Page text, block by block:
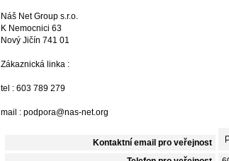
Náš Net Group s.r.o.
K Nemocnici 63
Nový Jičín 741 01
Zákaznická linka :
tel : 603 789 279
mail : podpora@nas-net.org
Kontaktní email pro veřejnost